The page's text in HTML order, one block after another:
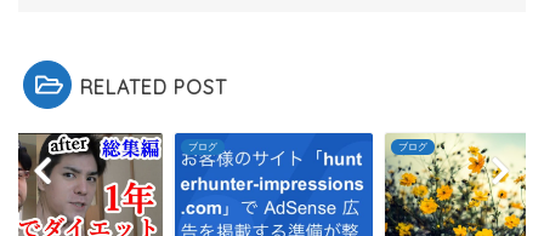
RELATED POST
ブログ ブログ